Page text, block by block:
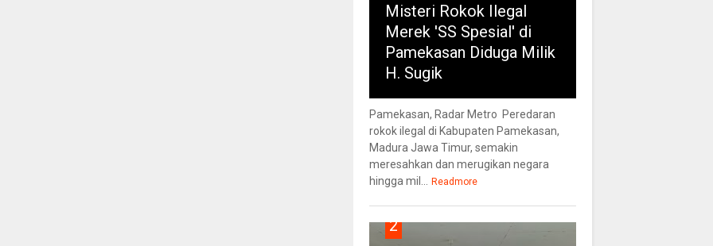
Misteri Rokok Ilegal
Merek 'SS Spesial' di
Pamekasan Diduga Milik
H. Sugik
Pamekasan, Radar Metro Peredaran
rokok ilegal di Kabupaten Pamekasan,
Madura Jawa Timur, semakin
meresahkan dan merugikan negara
hingga mil...
Readmore
2